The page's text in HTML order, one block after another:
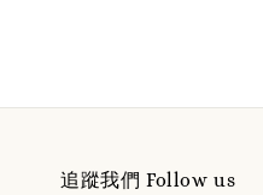
追蹤我們 Follow us